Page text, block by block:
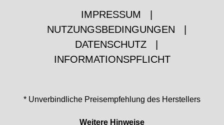
IMPRESSUM
NUTZUNGSBEDINGUNGEN
DATENSCHUTZ
INFORMATIONSPFLICHT
* Unverbindliche Preisempfehlung des Herstellers
Weitere Hinweise